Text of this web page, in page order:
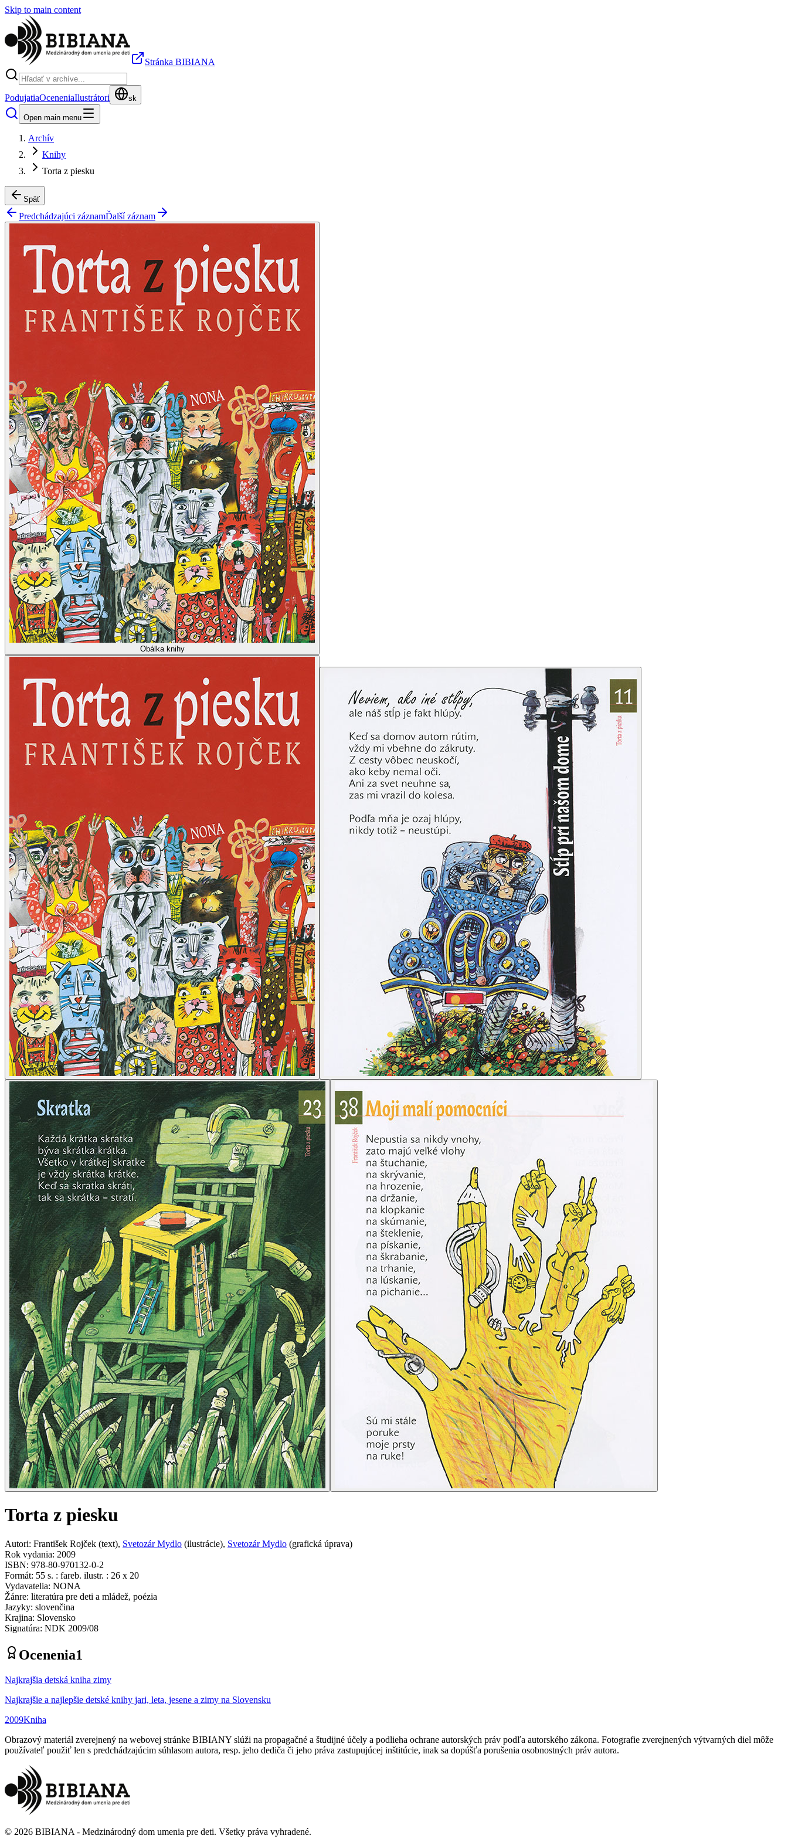
Skip to main content
Stránka BIBIANA
PodujatiaOceneniaIlustrátori sk
Open main menu
Archív
Knihy
Torta z piesku
Späť
Predchádzajúci záznamĎalší záznam
Obálka knihy
Torta z piesku
Autori: František Rojček (text), Svetozár Mydlo (ilustrácie), Svetozár Mydlo (grafická úprava)
Rok vydania: 2009
ISBN: 978-80-970132-0-2
Formát: 55 s. : fareb. ilustr. : 26 x 20
Vydavatelia: NONA
Žánre: literatúra pre deti a mládež, poézia
Jazyky: slovenčina
Krajina: Slovensko
Signatúra: NDK 2009/08
Ocenenia1
Najkrajšia detská kniha zimy
Najkrajšie a najlepšie detské knihy jari, leta, jesene a zimy na Slovensku
2009Kniha
Obrazový materiál zverejnený na webovej stránke BIBIANY slúži na propagačné a študijné účely a podlieha ochrane autorských práv podľa autorského zákona. Fotografie zverejnených výtvarných diel môže
používateľ použiť len s predchádzajúcim súhlasom autora, resp. jeho dediča či jeho práva zastupujúcej inštitúcie, inak sa dopúšťa porušenia osobnostných práv autora.
© 2026 BIBIANA - Medzinárodný dom umenia pre deti. Všetky práva vyhradené.